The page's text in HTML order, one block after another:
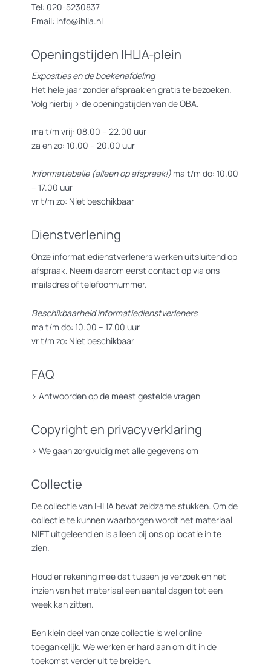
Tel: 020-5230837
Email: info@ihlia.nl
Openingstijden IHLIA-plein
Exposities en de boekenafdeling
Het hele jaar zonder afspraak en gratis te bezoeken.
Volg hierbij > de openingstijden van de OBA.
ma t/m vrij: 08.00 – 22.00 uur
za en zo: 10.00 – 20.00 uur
Informatiebalie (alleen op afspraak!) ma t/m do: 10.00
– 17.00 uur
vr t/m zo: Niet beschikbaar
Dienstverlening
Onze informatiedienstverleners werken uitsluitend op
afspraak. Neem daarom eerst contact op via ons
mailadres of telefoonnummer.
Beschikbaarheid informatiedienstverleners
ma t/m do: 10.00 – 17.00 uur
vr t/m zo: Niet beschikbaar
FAQ
> Antwoorden op de meest gestelde vragen
Copyright en privacyverklaring
> We gaan zorgvuldig met alle gegevens om
Collectie
De collectie van IHLIA bevat zeldzame stukken. Om de
collectie te kunnen waarborgen wordt het materiaal
NIET uitgeleend en is alleen bij ons op locatie in te
zien.
Houd er rekening mee dat tussen je verzoek en het
inzien van het materiaal een aantal dagen tot een
week kan zitten.
Een klein deel van onze collectie is wel online
toegankelijk. We werken er hard aan om dit in de
toekomst verder uit te breiden.